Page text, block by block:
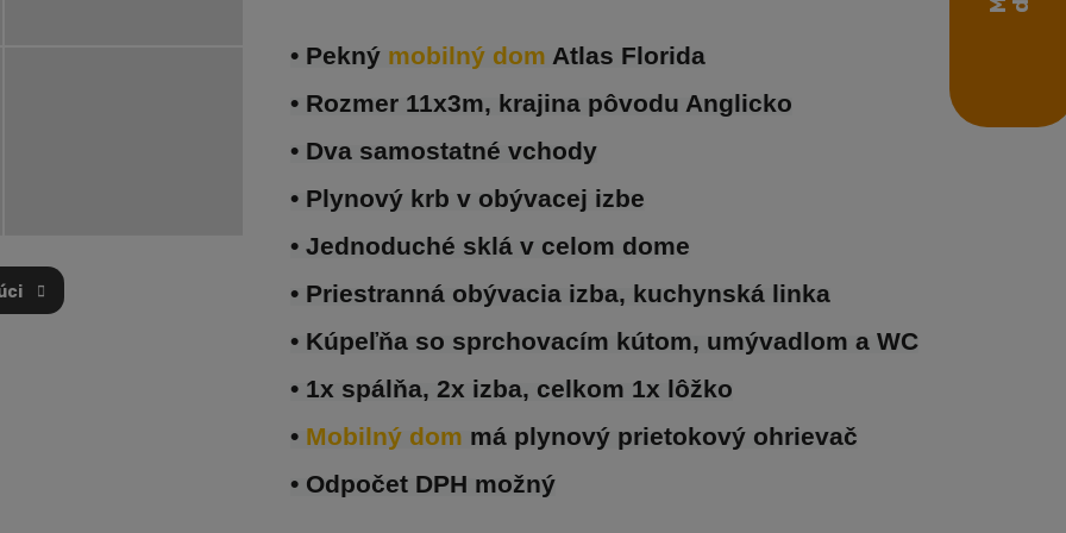
• Pekný mobilný dom Atlas Florida
• Rozmer 11x3m, krajina pôvodu Anglicko
• Dva samostatné vchody
• Plynový krb v obývacej izbe
• Jednoduché sklá v celom dome
• Priestranná obývacia izba, kuchynská linka
• Kúpeľňa so sprchovacím kútom, umývadlom a WC
• 1x spálňa, 2x izba, celkom 1x lôžko
• Mobilný dom má plynový prietokový ohrievač
• Odpočet DPH možný